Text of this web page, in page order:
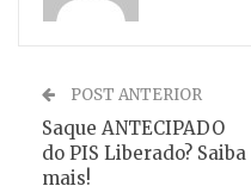
POST ANTERIOR
Saque ANTECIPADO
do PIS Liberado? Saiba
mais!